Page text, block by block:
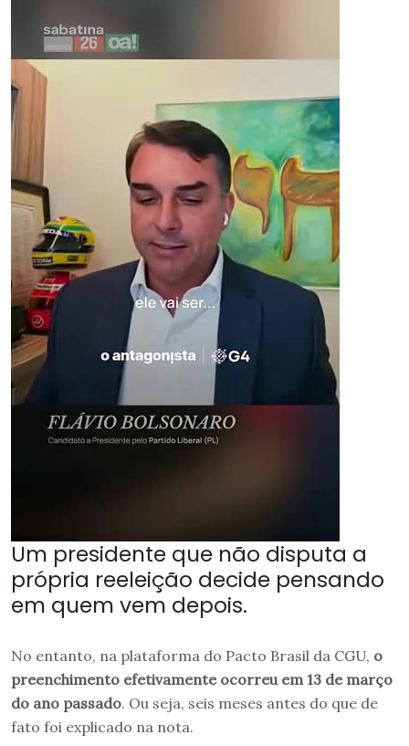
Um presidente que não disputa a
própria reeleição decide pensando
em quem vem depois.
No entanto, na plataforma do Pacto Brasil da CGU, o
preenchimento efetivamente ocorreu em 13 de março
do ano passado. Ou seja, seis meses antes do que de
fato foi explicado na nota.